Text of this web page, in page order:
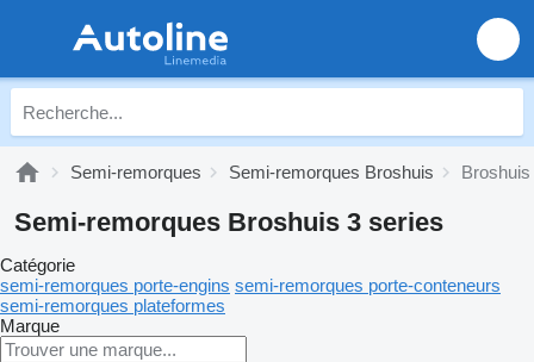
Semi-remorques Semi-remorques Broshuis
Semi-remorques Broshuis 3 series
Catégorie
semi-remorques porte-engins semi-remorques porte-conteneurs
semi-remorques plateformes
Marque